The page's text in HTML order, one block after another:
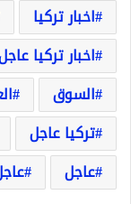
اخبار تركيا
اخبار تركيا
السوق
تركيا عاجل
عاجل